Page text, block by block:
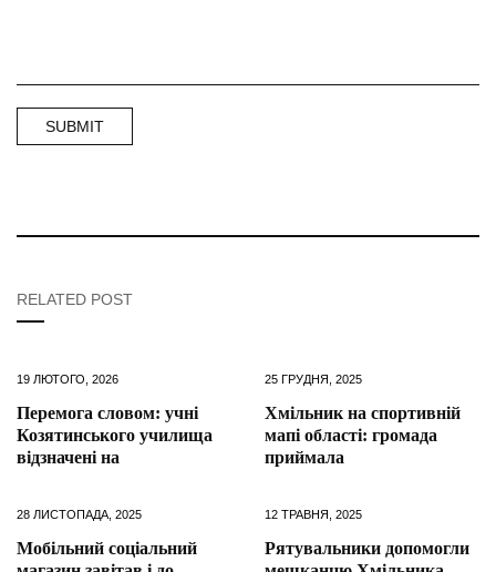
RELATED POST
19 ЛЮТОГО, 2026
Перемога словом: учні
Козятинського училища
відзначені на
25 ГРУДНЯ, 2025
Хмільник на спортивній
мапі області: громада
приймала
28 ЛИСТОПАДА, 2025
Мобільний соціальний
12 ТРАВНЯ, 2025
Рятувальники допомогли